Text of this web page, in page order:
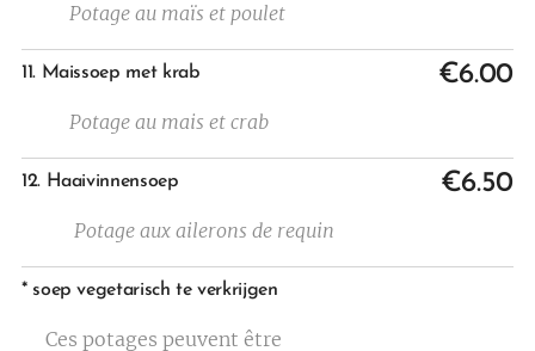
Potage au maïs et poulet
11. Maissoep met krab
Potage au mais et crab
€6.00
12. Haaivinnensoep
Potage aux ailerons de requin
€6.50
* soep vegetarisch te verkrijgen
Ces potages peuvent être